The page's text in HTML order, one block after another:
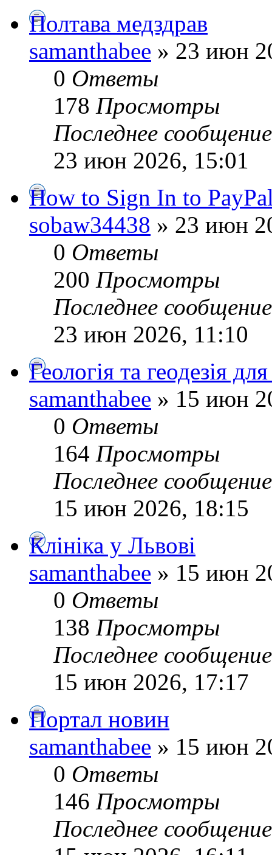
Полтава медздрав
samanthabee » 23 июн
0 Ответы
178 Просмотры
Последнее
23 июн 2026, 15:01
How to Sign In to
sobaw34438 » 23 июн
0 Ответы
200 Просмотры
Последнее
23 июн 2026, 11:10
Геологія та геодезія
samanthabee » 15 июн
0 Ответы
164 Просмотры
Последнее
15 июн 2026, 18:15
Клініка у Львові
samanthabee » 15 июн
0 Ответы
138 Просмотры
Последнее
15 июн 2026, 17:17
Портал новин
samanthabee » 15 июн
0 Ответы
146 Просмотры
Последнее